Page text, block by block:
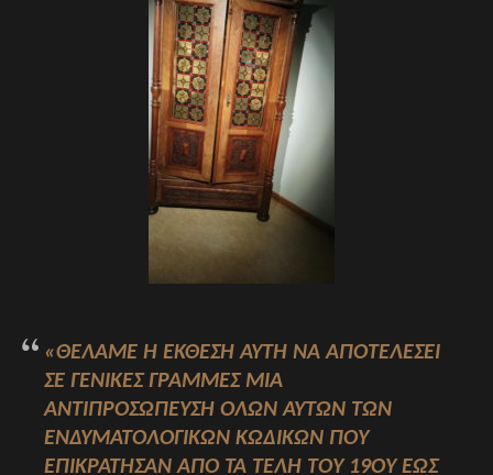
«ΘΈΛΑΜΕ Η ΈΚΘΕΣΗ ΑΥΤΉ ΝΑ ΑΠΟΤΕΛΈΣΕΙ
ΣΕ ΓΕΝΙΚΈΣ ΓΡΑΜΜΈΣ ΜΙΑ
ΑΝΤΙΠΡΟΣΏΠΕΥΣΗ ΌΛΩΝ ΑΥΤΏΝ ΤΩΝ
ΕΝΔΥΜΑΤΟΛΟΓΙΚΏΝ ΚΩΔΊΚΩΝ ΠΟΥ
ΕΠΙΚΡΆΤΗΣΑΝ ΑΠΌ ΤΑ ΤΈΛΗ ΤΟΥ 19ΟΥ ΈΩΣ